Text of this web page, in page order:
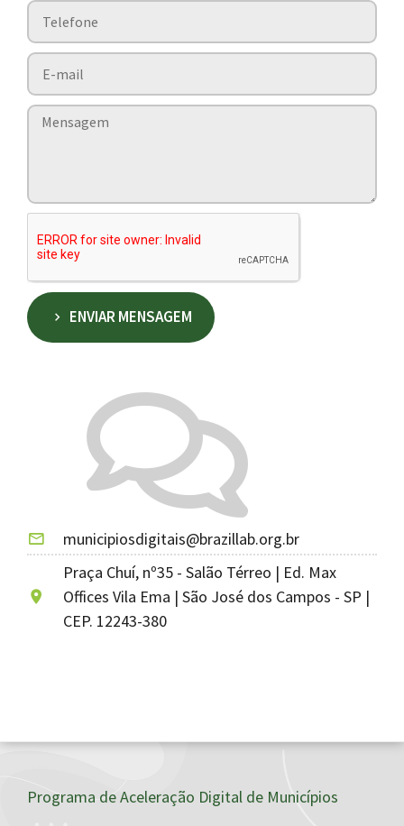
ENVIAR MENSAGEM
municipiosdigitais@brazillab.org.br
Praça Chuí, nº35 - Salão Térreo | Ed. Max
Offices Vila Ema | São José dos Campos - SP |
CEP. 12243-380
Programa de Aceleração Digital de Municípios